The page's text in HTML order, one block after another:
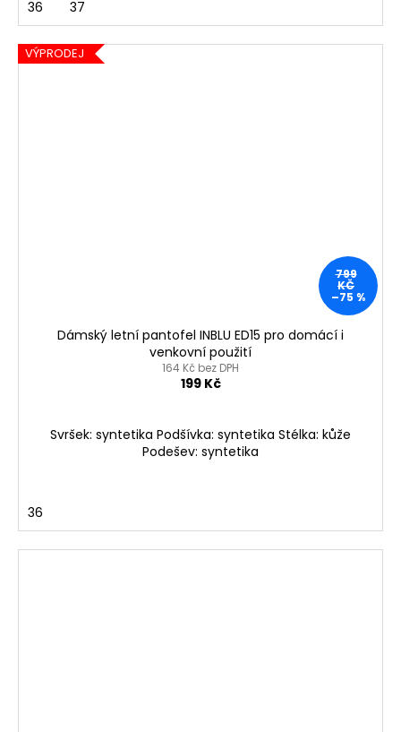
36 37
VÝPRODEJ
799
KČ
–75 %
Dámský letní pantofel INBLU ED15 pro domácí i
venkovní použití
164 Kč bez DPH
199 Kč
Svršek: syntetika Podšívka: syntetika Stélka: kůže
Podešev: syntetika
36